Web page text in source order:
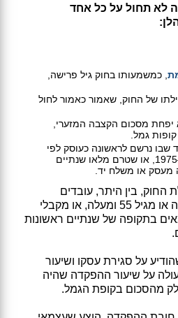
לא תחול על כל אחד
, כמשמעותו בחוק גיל פרישה,
55 במועד תחילתו של החוק, שאמור כאמור לחול
מסכום הקצבה המזערי,
מהמועד שבו נרשם לראשונה כעוסק לפי
חוק מס ערך מוסף, התשל"ו–1975, או שטרם מלאו שנתיים
מעסק או משלח יד.
החוק, בין היתר, עובדים
עצמאים בני פחות מ-21 שנה או מגיל 55 ומעלה, או מקבלי
בתקופה של שנתיים ראשונות
על סגירת עסקו ושיעור
על שיעור ההפקדה שהיה
מהסכום בקופת הגמל.